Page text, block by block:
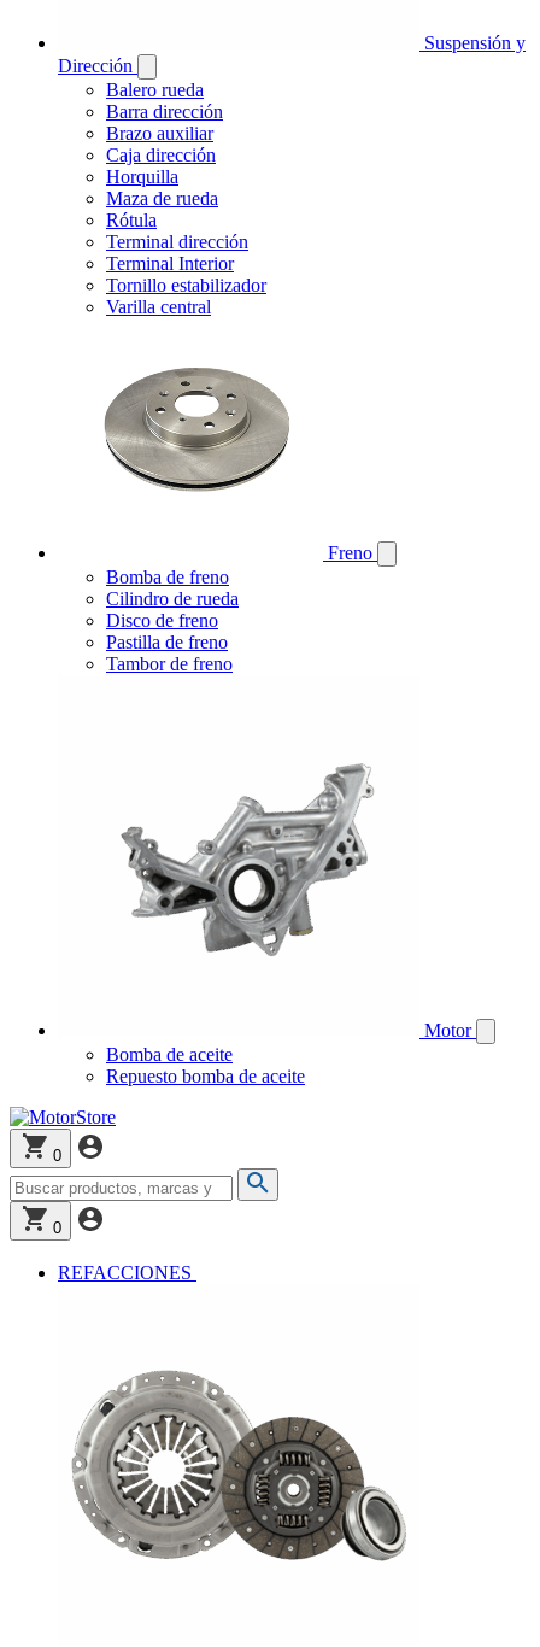
Suspensión y
Dirección
Balero rueda
Barra dirección
Brazo auxiliar
Caja dirección
Horquilla
Maza de rueda
Rótula
Terminal dirección
Terminal Interior
Tornillo estabilizador
Varilla central
Freno
Bomba de freno
Cilindro de rueda
Disco de freno
Pastilla de freno
Tambor de freno
Motor
Bomba de aceite
Repuesto bomba de aceite
0
0
REFACCIONES